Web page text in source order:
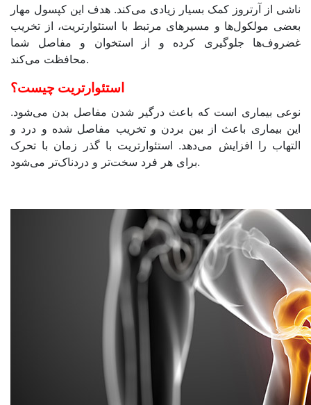
ناشی از آرتروز کمک بسیار زیادی می‌کند. هدف این کپسول مهار
بعضی مولکول‌ها و مسیرهای مرتبط با استئوارتریت، از تخریب
غضروف‌ها جلوگیری کرده و از استخوان و مفاصل شما
محافظت می‌کند.
استئوارتریت چیست؟
نوعی بیماری است که باعث درگیر شدن مفاصل بدن می‌شود.
این بیماری باعث از بین بردن و تخریب مفاصل شده و درد و
التهاب را افزایش می‌دهد. استئوارتریت با گذر زمان با تحرک
برای هر فرد سخت‌تر و دردناک‌تر می‌شود.